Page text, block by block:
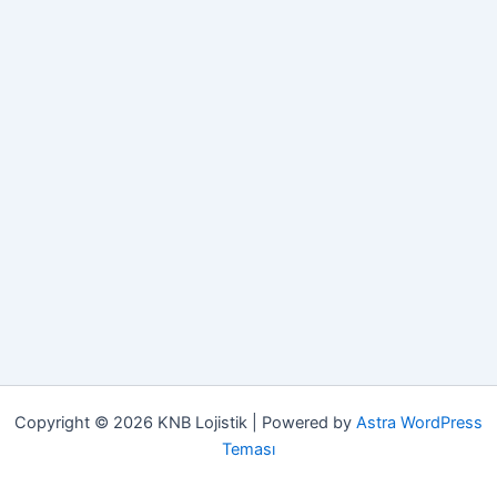
Copyright © 2026 KNB Lojistik | Powered by Astra WordPress
Teması